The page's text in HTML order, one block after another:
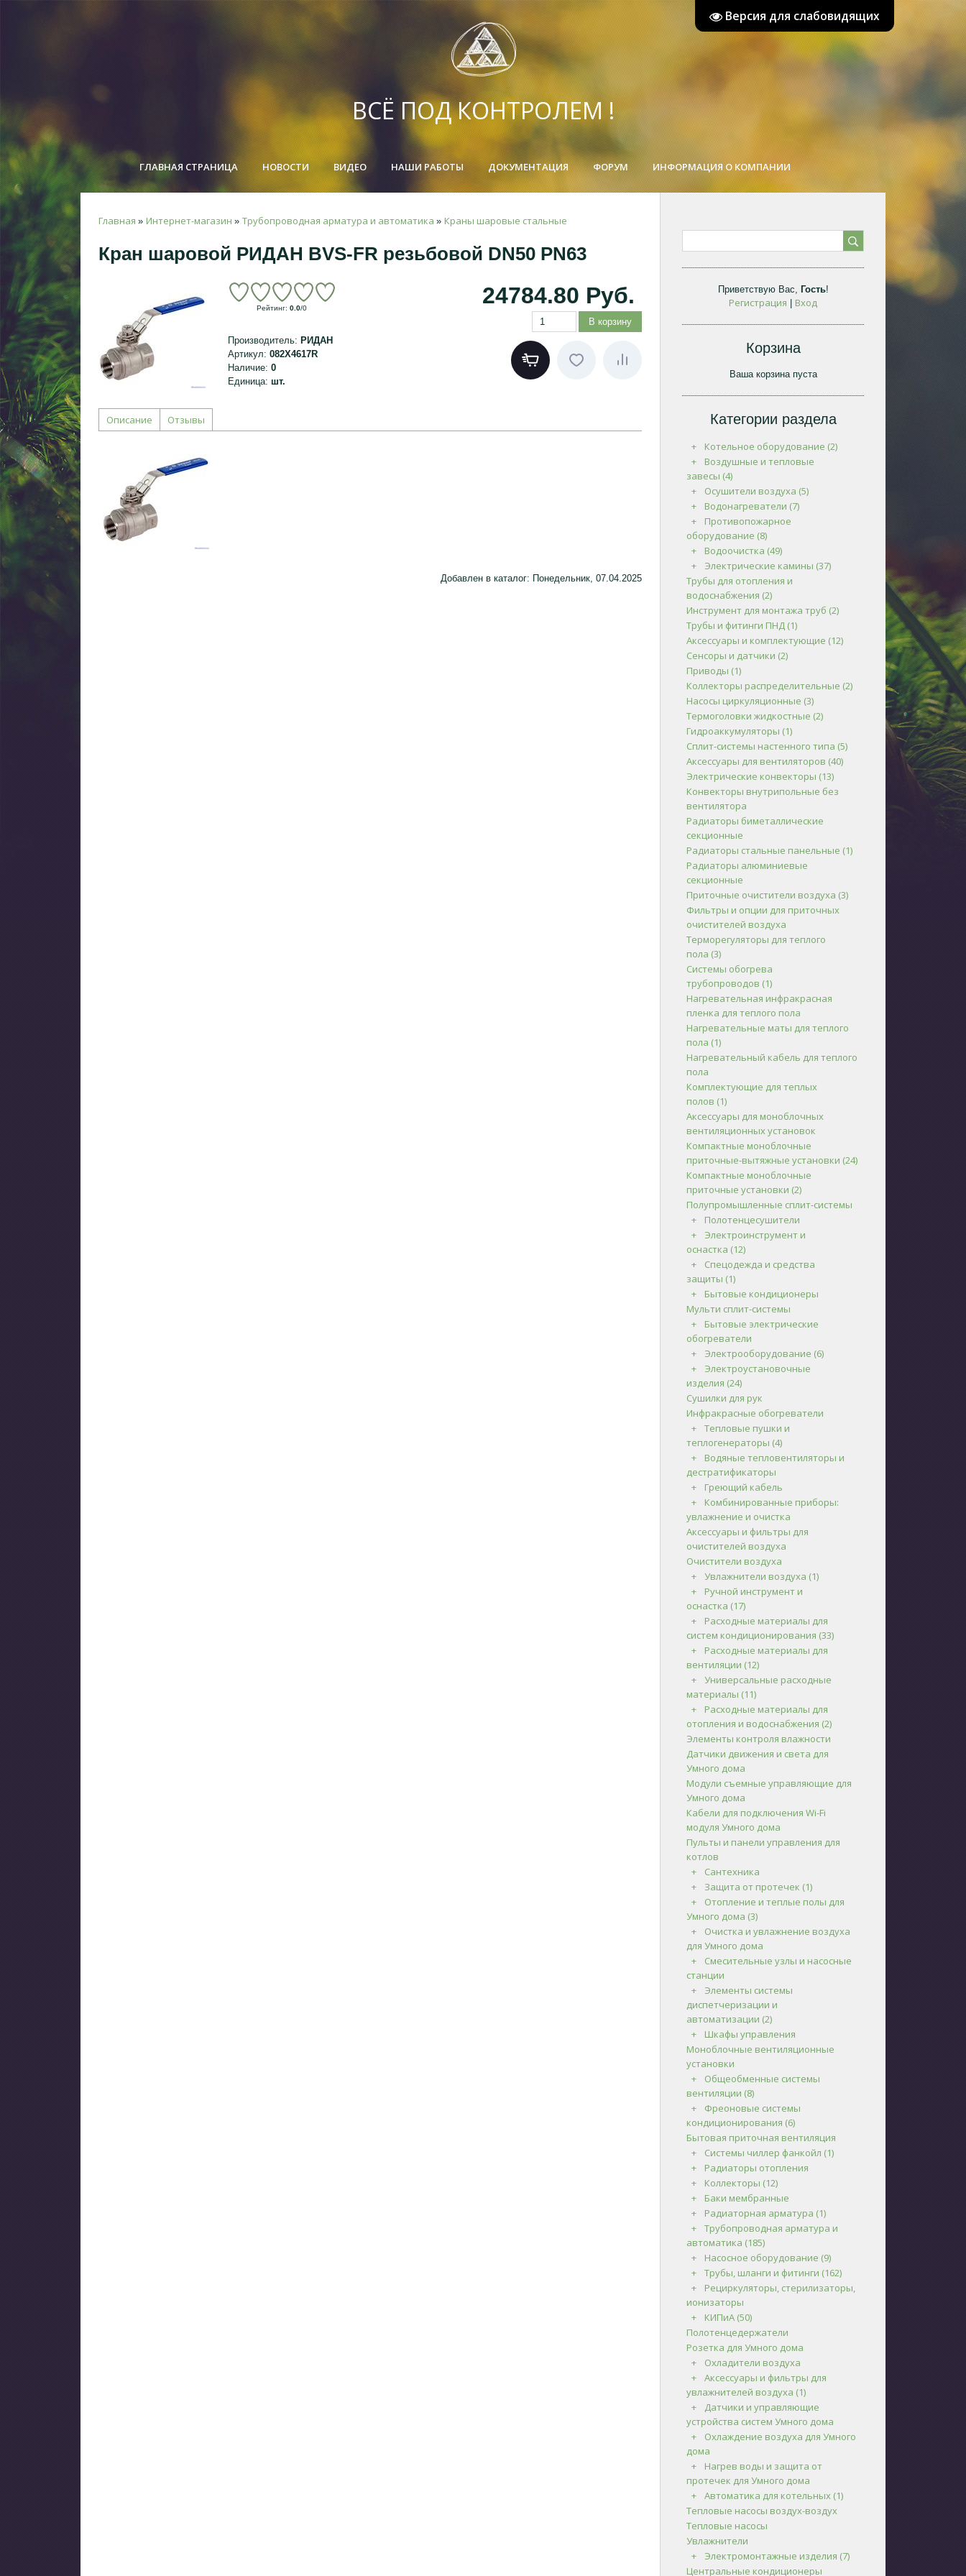
Версия для слабовидящих
ВСЁ ПОД КОНТРОЛЕМ !
ГЛАВНАЯ СТРАНИЦА НОВОСТИ ВИДЕО НАШИ РАБОТЫ ДОКУМЕНТАЦИЯ ФОРУМ ИНФОРМАЦИЯ О КОМПАНИИ
Главная » Интернет-магазин » Трубопроводная арматура и автоматика » Краны шаровые стальные
Кран шаровой РИДАН BVS-FR резьбовой DN50 PN63
Рейтинг: 0.0/0 24784.80 Руб.
Производитель: РИДАН
Артикул: 082X4617R
Наличие: 0
Единица: шт.
Описание Отзывы
Добавлен в каталог: Понедельник, 07.04.2025
Приветствую Вас, Гость!
Регистрация Вход
Корзина
Ваша корзина пуста
Категории раздела
Котельное оборудование (2)
Воздушные и тепловые
завесы (4)
Осушители воздуха (5)
Водонагреватели (7)
Противопожарное
оборудование (8)
Водоочистка (49)
Электрические камины (37)
Трубы для отопления и
водоснабжения (2)
Инструмент для монтажа труб (2)
Трубы и фитинги ПНД (1)
Аксессуары и комплектующие (12)
Сенсоры и датчики (2)
Приводы (1)
Коллекторы распределительные (2)
Насосы циркуляционные (3)
Термоголовки жидкостные (2)
Гидроаккумуляторы (1)
Сплит-системы настенного типа (5)
Аксессуары для вентиляторов (40)
Электрические конвекторы (13)
Конвекторы внутрипольные без
вентилятора
Радиаторы биметаллические
секционные
Радиаторы стальные панельные (1)
Радиаторы алюминиевые
секционные
Приточные очистители воздуха (3)
Фильтры и опции для приточных
очистителей воздуха
Терморегуляторы для теплого
пола (3)
Системы обогрева
трубопроводов (1)
Нагревательная инфракрасная
пленка для теплого пола
Нагревательные маты для теплого
пола (1)
Нагревательный кабель для теплого
пола
Комплектующие для теплых
полов (1)
Аксессуары для моноблочных
вентиляционных установок
Компактные моноблочные
приточные-вытяжные установки (24)
Компактные моноблочные
приточные установки (2)
Полупромышленные сплит-системы
Полотенцесушители
Электроинструмент и
оснастка (12)
Спецодежда и средства
защиты (1)
Бытовые кондиционеры
Мульти сплит-системы
Бытовые электрические
обогреватели
Электрооборудование (6)
Электроустановочные
изделия (24)
Сушилки для рук
Инфракрасные обогреватели
Тепловые пушки и
теплогенераторы (4)
Водяные тепловентиляторы и
дестратификаторы
Греющий кабель
Комбинированные приборы:
увлажнение и очистка
Аксессуары и фильтры для
очистителей воздуха
Очистители воздуха
Увлажнители воздуха (1)
Ручной инструмент и
оснастка (17)
Расходные материалы для
систем кондиционирования (33)
Расходные материалы для
вентиляции (12)
Универсальные расходные
материалы (11)
Расходные материалы для
отопления и водоснабжения (2)
Элементы контроля влажности
Датчики движения и света для
Умного дома
Модули съемные управляющие для
Умного дома
Кабели для подключения Wi-Fi
модуля Умного дома
Пульты и панели управления для
котлов
Сантехника
Защита от протечек (1)
Отопление и теплые полы для
Умного дома (3)
Очистка и увлажнение воздуха
для Умного дома
Смесительные узлы и насосные
станции
Элементы системы
диспетчеризации и
автоматизации (2)
Шкафы управления
Моноблочные вентиляционные
установки
Общеобменные системы
вентиляции (8)
Фреоновые системы
кондиционирования (6)
Бытовая приточная вентиляция
Системы чиллер фанкойл (1)
Радиаторы отопления
Коллекторы (12)
Баки мембранные
Радиаторная арматура (1)
Трубопроводная арматура и
автоматика (185)
Насосное оборудование (9)
Трубы, шланги и фитинги (162)
Рециркуляторы, стерилизаторы,
ионизаторы
КИПиА (50)
Полотенцедержатели
Розетка для Умного дома
Охладители воздуха
Аксессуары и фильтры для
увлажнителей воздуха (1)
Датчики и управляющие
устройства систем Умного дома
Охлаждение воздуха для Умного
дома
Нагрев воды и защита от
протечек для Умного дома
Автоматика для котельных (1)
Тепловые насосы воздух-воздух
Тепловые насосы
Увлажнители
Электромонтажные изделия (7)
Центральные кондиционеры